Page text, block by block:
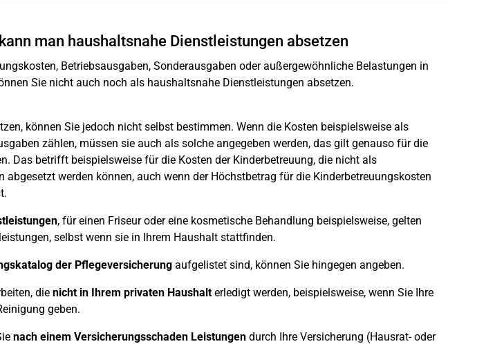
man haushaltsnahe Dienstleistungen absetzen
Betriebsausgaben, Sonderausgaben oder außergewöhnliche Belastungen in
Sie nicht auch noch als haushaltsnahe Dienstleistungen absetzen.
können Sie jedoch nicht selbst bestimmen. Wenn die Kosten beispielsweise als
zählen, müssen sie auch als solche angegeben werden, das gilt genauso für die
Das betrifft beispielsweise für die Kosten der Kinderbetreuung, die nicht als
abgesetzt werden können, auch wenn der Höchstbetrag für die Kinderbetreuungskosten
, für einen Friseur oder eine kosmetische Behandlung beispielsweise, gelten
selbst wenn sie in Ihrem Haushalt stattfinden.
der Pflegeversicherungaufgelistet sind, können Sie hingegen angeben.
die nicht in Ihrem privaten Haushalterledigt werden, beispielsweise, wenn Sie Ihre
geben.
nach einem Versicherungsschaden Leistungendurch Ihre Versicherung (Hausrat- oder